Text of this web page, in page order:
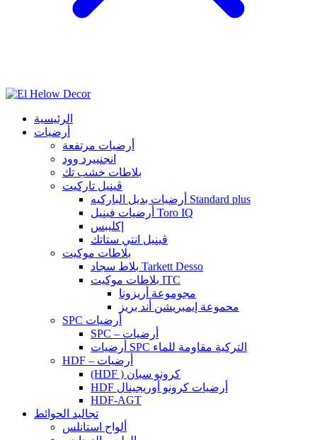
الرئيسية
أرضيات
أرضيات مرتفعة
انجنييرد وود
بلاطات خشب تك
ڤينيل تاركيت
أرضيات بديل الباركيه Standard plus
أرضيات فينيل Toro IQ
إكليبس
ڤينيل انتي ستاتك
بلاطات موكيت
بلاط سجاد Tarkett Desso
بلاطات موكيت ITC
مجوموعة أريزونا
محموعة إيمبريشن أند بريز
SPC أرضيات
SPC – أرضيات
أرضيات SPC التركية مقاومة للماء
HDF – أرضيات
(HDF ) كرونو سبان
HDF أرضيات كرونو أوريجينال
HDF-AGT
تجاليد الحوائط
ألواح استانلس